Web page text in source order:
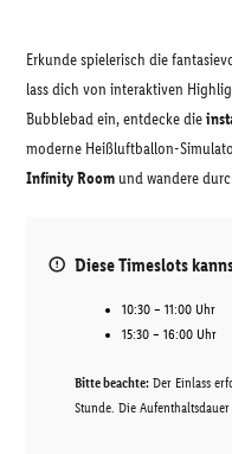
Erkunde spielerisch die
lass dich von interaktiven
Bubblebad ein, entdecke die
moderne Heißluftballon-
Infinity Room und wandere
Diese Timeslots
10:30 – 11:00 Uhr
15:30 – 16:00 Uhr
Bitte beachte: Der Einlass
Stunde. Die